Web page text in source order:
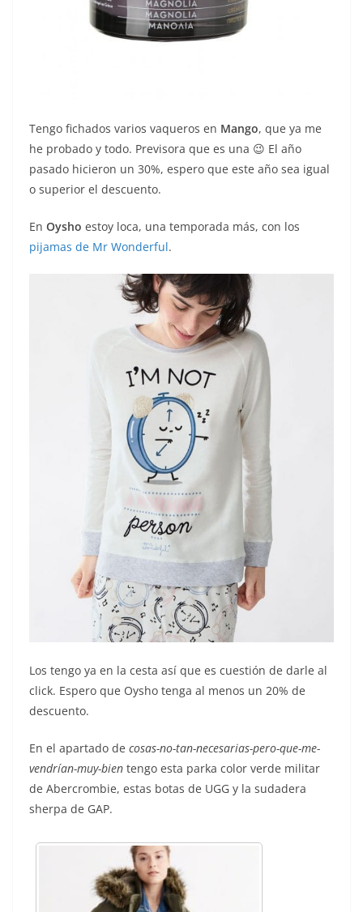
Tengo fichados varios vaqueros en Mango, que ya me
he probado y todo. Previsora que es una 😉 El año
pasado hicieron un 30%, espero que este año sea igual
o superior el descuento.
En Oysho estoy loca, una temporada más, con los
pijamas de Mr Wonderful.
Los tengo ya en la cesta así que es cuestión de darle al
click. Espero que Oysho tenga al menos un 20% de
descuento.
En el apartado de cosas-no-tan-necesarias-pero-que-me-
vendrían-muy-bien tengo esta parka color verde militar
de Abercrombie, estas botas de UGG y la sudadera
sherpa de GAP.